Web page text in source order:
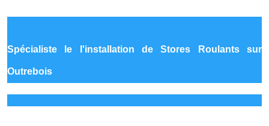
Spécialiste le l'installation de Stores Roulants sur
Outrebois